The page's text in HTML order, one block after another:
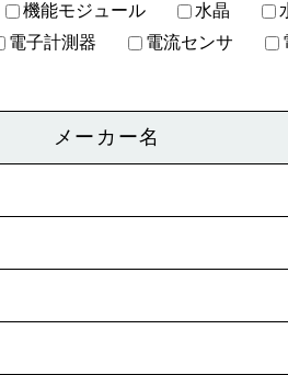
機能モジュール 水晶
電子計測器 電流センサ
メーカー名